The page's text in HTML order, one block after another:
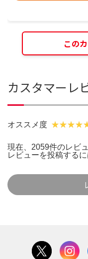
この
カスタマーレ
オススメ度
現在、2059件のレビ
レビューを投稿する